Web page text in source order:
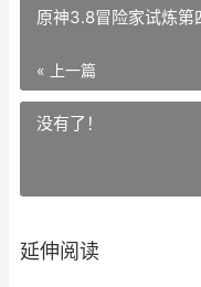
原神3.8冒险家试炼第
« 上一篇
没有了！
延伸阅读